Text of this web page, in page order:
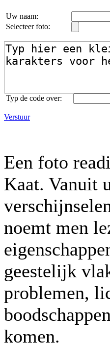
Uw naam:
Selecteer foto:
Typ de code over:
Verstuur
Een foto
Kaat. Vanuit
noemt men
geestelijk
problemen,
komen.